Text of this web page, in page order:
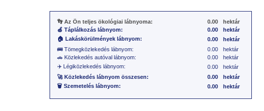
👣 Az Ön teljes ökológiai lábnyoma: 0.00
hektár
🍏 Táplálkozás lábnyom:
0.00
hektár
🏠 Lakáskörülmények lábnyom:
0.00
hektár
🚌 Tömegközlekedés lábnyom:
0.00
hektár
🚗 Közlekedés autóval lábnyom:
0.00
hektár
✈️ Légiközlekedés lábnyom:
0.00
hektár
🚀 Közlekedés lábnyom összesen:
0.00
hektár
🗑️ Szemetelés lábnyom:
0.00 hektár